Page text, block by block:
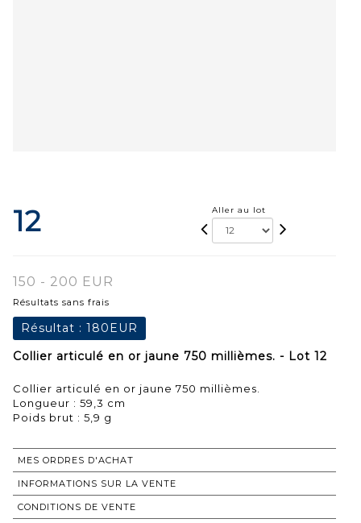
12 Aller au lot
150 - 200 EUR
Résultats sans frais
Résultat : 180EUR
Collier articulé en or jaune 750 millièmes. - Lot 12
Collier articulé en or jaune 750 millièmes.
Longueur : 59,3 cm
Poids brut : 5,9 g
MES ORDRES D'ACHAT
INFORMATIONS SUR LA VENTE
CONDITIONS DE VENTE